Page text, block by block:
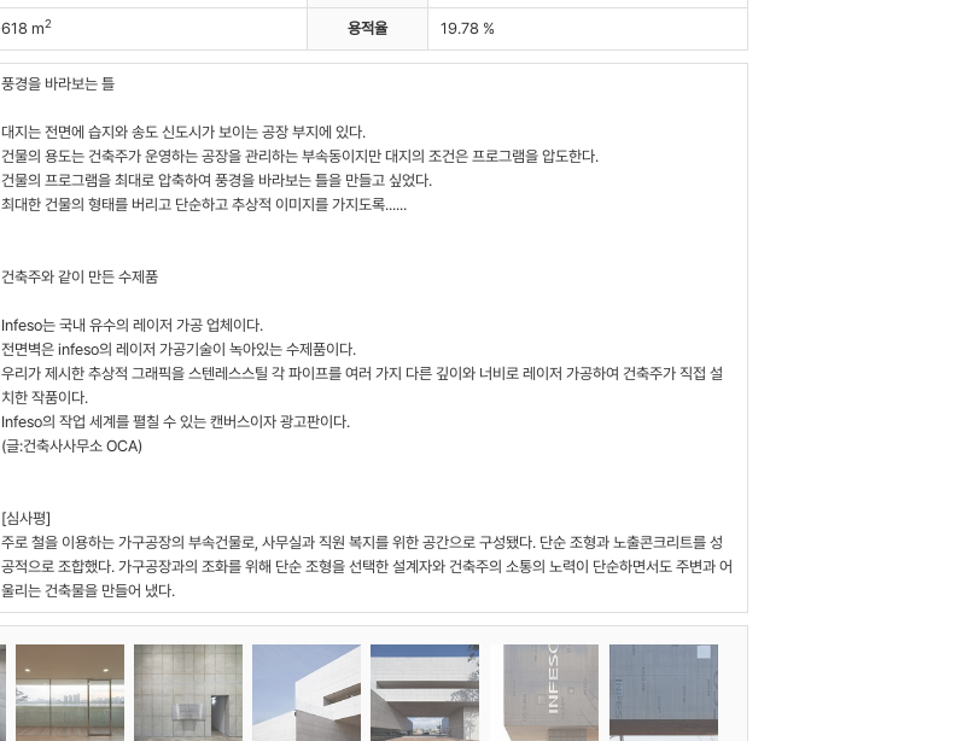
618 m2 용적율 19.78 %
풍경을 바라보는 틀
대지는 전면에 습지와 송도 신도시가 보이는 공장 부지에 있다.
건물의 용도는 건축주가 운영하는 공장을 관리하는 부속동이지만 대지의 조건은 프로그램을 압도한다.
건물의 프로그램을 최대로 압축하여 풍경을 바라보는 틀을 만들고 싶었다.
최대한 건물의 형태를 버리고 단순하고 추상적 이미지를 가지도록......
건축주와 같이 만든 수제품
Infeso는 국내 유수의 레이저 가공 업체이다.
전면벽은 infeso의 레이저 가공기술이 녹아있는 수제품이다.
우리가 제시한 추상적 그래픽을 스텐레스스틸 각 파이프를 여러 가지 다른 깊이와 너비로 레이저 가공하여 건축주가 직접 설
치한 작품이다.
Infeso의 작업 세계를 펼칠 수 있는 캔버스이자 광고판이다.
(글:건축사사무소 OCA)
[심사평]
주로 철을 이용하는 가구공장의 부속건물로, 사무실과 직원 복지를 위한 공간으로 구성됐다. 단순 조형과 노출콘크리트를 성
공적으로 조합했다. 가구공장과의 조화를 위해 단순 조형을 선택한 설계자와 건축주의 소통의 노력이 단순하면서도 주변과 어
울리는 건축물을 만들어 냈다.